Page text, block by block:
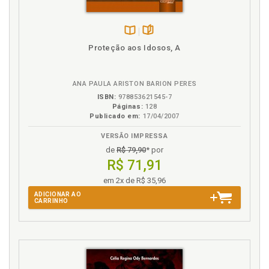
Feixe de discursos: jurídico, médico, religioso,
humano, familiar, p. 140
Liberdade. Direito à vida digna e à liberdade
Linguagem no testamento vital, p. 56
Linguística como ciência, p. 64
Manifestação de vontade. Médica e paciente em
potencial manifestando vontade, p. 136
Disponível
páginas
Proteção aos Idosos, A
ANA PAULA ARISTON BARION PERES
ISBN: 978853621545-7
Páginas: 128
Publicado em: 17/04/2007
VERSÃO IMPRESSA
de R$ 79,90* por
R$ 71,91
em 2x de R$ 35,96
ADICIONAR AO
CARRINHO